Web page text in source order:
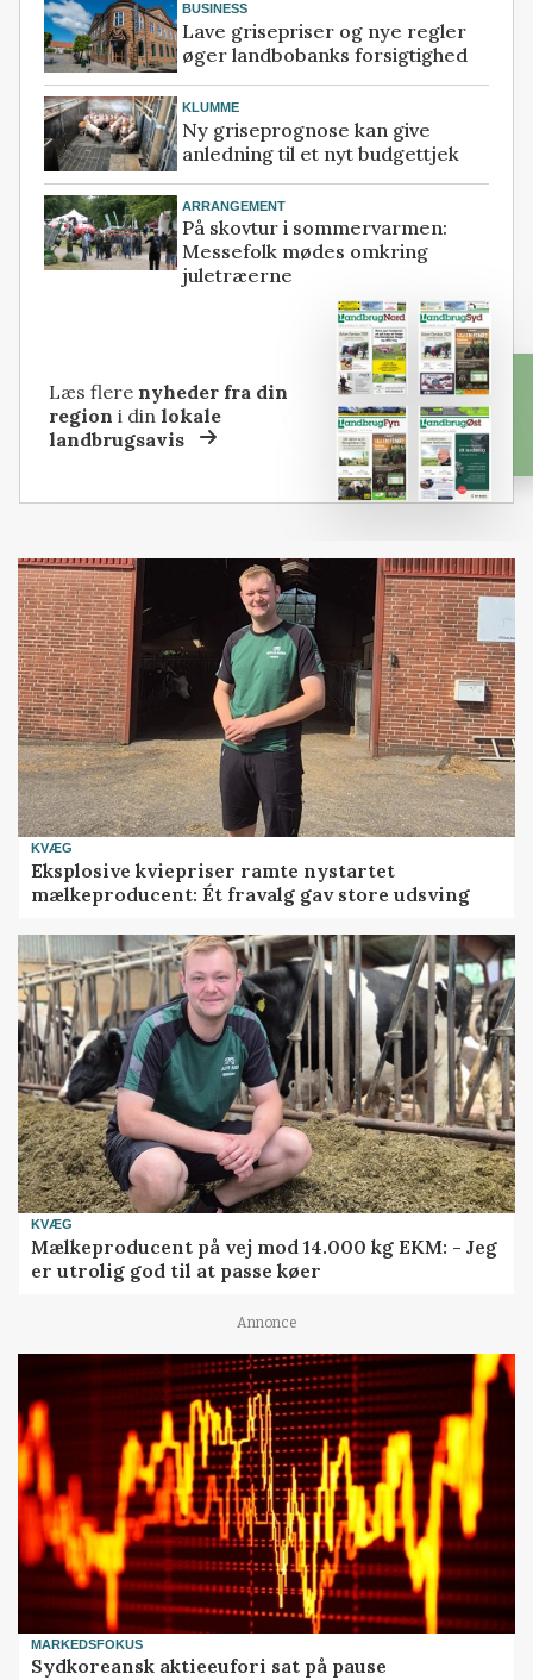
BUSINESS
Lave grisepriser og nye regler
øger landbobanks forsigtighed
KLUMME
Ny griseprognose kan give
anledning til et nyt budgettjek
ARRANGEMENT
På skovtur i sommervarmen:
Messefolk mødes omkring
juletræerne
Læs flere nyheder fra din
region i dinlokale
landbrugsavis
KVÆG
Eksplosive kviepriser ramte nystartet
mælkeproducent: Ét fravalg gav store udsving
KVÆG
Mælkeproducent på vej mod 14.000 kg EKM: - Jeg
er utrolig god til at passe køer
Annonce
MARKEDSFOKUS
Sydkoreansk aktieeufori sat på pause